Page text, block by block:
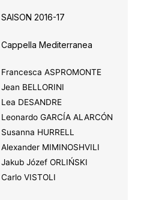
SAISON 2016-17
Cappella Mediterranea
Francesca ASPROMONTE
Jean BELLORINI
Lea DESANDRE
Leonardo GARCÍA ALARCÓN
Susanna HURRELL
Alexander MIMINOSHVILI
Jakub Józef ORLIŃSKI
Carlo VISTOLI